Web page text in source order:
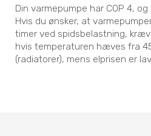
Din varmepumpe har COP 4,
Hvis du ønsker, at
timer ved spidsbelastning,
hvis temperaturen hæves fra
(radiatorer), mens elprisen er lav.